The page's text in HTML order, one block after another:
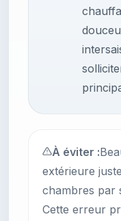
À éviter :
extérieure
chambres par
Cette erreur